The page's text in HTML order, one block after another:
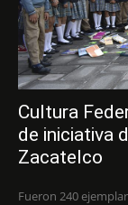
Cultura
de iniciativa
Zacatelco
Fueron 240